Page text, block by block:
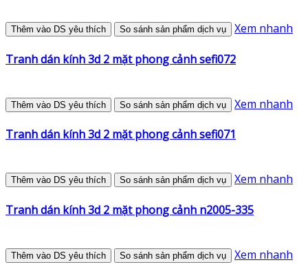
Thêm vào DS yêu thích So sánh sản phẩm dịch vụ Xem nhanh
Tranh dán kính 3d 2 mặt phong cảnh sefi072
Thêm vào DS yêu thích So sánh sản phẩm dịch vụ Xem nhanh
Tranh dán kính 3d 2 mặt phong cảnh sefi071
Thêm vào DS yêu thích So sánh sản phẩm dịch vụ Xem nhanh
Tranh dán kính 3d 2 mặt phong cảnh n2005-335
Thêm vào DS yêu thích So sánh sản phẩm dịch vụ Xem nhanh